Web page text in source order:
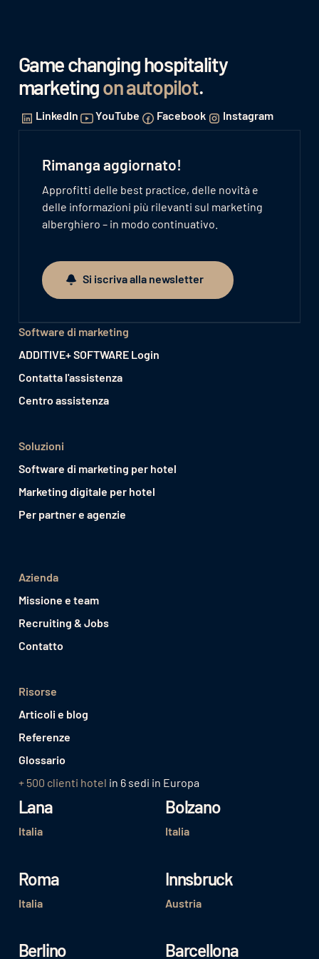
Game changing hospitality
marketingon autopilot.
LinkedIn YouTube Facebook Instagram
Rimanga aggiornato!
Approfitti delle best practice, delle novità e
delle informazioni più rilevanti sul marketing
alberghiero – in modo continuativo.
Si iscriva alla newsletter
Si iscriva alla newsletter
Software di marketing
ADDITIVE+ SOFTWARE Login
Contatta l'assistenza
Centro assistenza
Soluzioni
Software di marketing per hotel
Marketing digitale per hotel
Per partner e agenzie
Azienda
Missione e team
Recruiting & Jobs
Contatto
Risorse
Articoli e blog
Referenze
Glossario
+ 500 clienti hotel in 6 sedi in Europa
Lana
Italia
Bolzano
Italia
Roma
Italia
Innsbruck
Austria
Berlino Barcellona